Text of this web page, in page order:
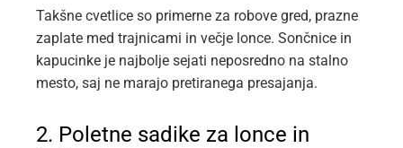
Takšne cvetlice so primerne za robove gred, prazne
zaplate med trajnicami in večje lonce. Sončnice in
kapucinke je najbolje sejati neposredno na stalno
mesto, saj ne marajo pretiranega presajanja.
2. Poletne sadike za lonce in